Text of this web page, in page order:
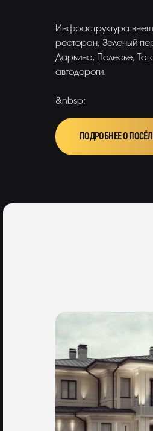
Инфраструктура
ресторан, Зеленый
Дарьино, Полесье,
автодороги.
&nbsp;
ПОДРОБНЕЕ О